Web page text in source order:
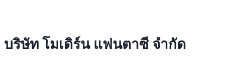
บริษัท โมเดิร์น แฟนตาซี จำกัด